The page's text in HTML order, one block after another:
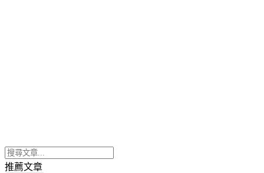
推薦文章